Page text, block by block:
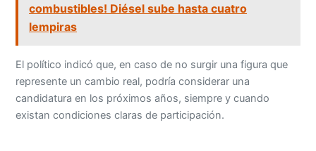
combustibles! Diésel sube hasta cuatro
lempiras
El político indicó que, en caso de no surgir una figura que
represente un cambio real, podría considerar una
candidatura en los próximos años, siempre y cuando
existan condiciones claras de participación.